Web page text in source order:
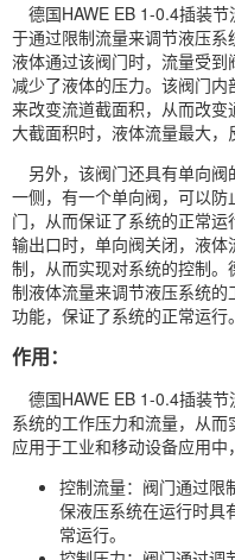
德国HAWE EB 1-0.4插装
于通过限制流量来调节液压
液体通过该阀门时，流量受到
减少了液体的压力。该阀门
来改变流道截面积，从而改
大截面积时，液体流量最大，
另外，该阀门还具有单向阀
一侧，有一个单向阀，可以
门，从而保证了系统的正常
输出口时，单向阀关闭，液
制，从而实现对系统的控制
制液体流量来调节液压系统
功能，保证了系统的正常运行。
作用：
德国HAWE EB 1-0.4插装
系统的工作压力和流量，从
应用于工业和移动设备应用中
控制流量：阀门通过限
保液压系统在运行时具
常运行。